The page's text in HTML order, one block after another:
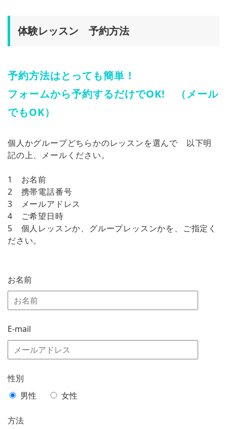
体験レッスン 予約方法
予約方法はとっても簡単！
フォームから予約するだけでOK! （メール
でもOK）
個人かグループどちらかのレッスンを選んで 以下明
記の上、メールください。
1 お名前
2 携帯電話番号
3 メールアドレス
4 ご希望日時
5 個人レッスンか、グループレッスンかを、ご指定く
ださい。
お名前
E-mail
性別
男性
女性
方法